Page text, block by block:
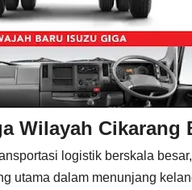
Wilayah Cikarang
logistik berskala
utama dalam menunjang